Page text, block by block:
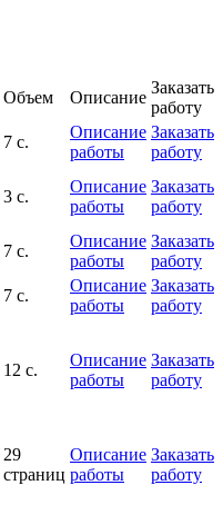
Объем Описание
Заказать
работу
7 с.
Описание
работы
Заказать
работу
3 с.
Описание
работы
Заказать
работу
7 с.
Описание
работы
Заказать
работу
7 с.
Описание
работы
Заказать
работу
12 с.
Описание
работы
Заказать
работу
29
страниц
Описание
работы
Заказать
работу